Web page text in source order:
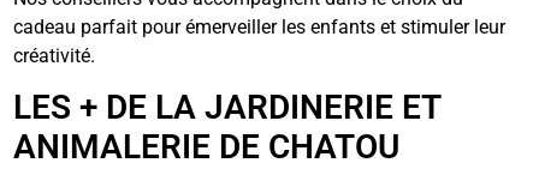
cadeau parfait pour émerveiller les enfants et stimuler leur
créativité.
LES + DE LA JARDINERIE ET
ANIMALERIE DE CHATOU